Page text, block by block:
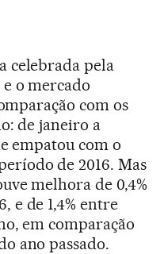
celebrada pela
o mercado
com os
de janeiro a
empatou com o
de 2016. Mas
melhora de 0,4%
e de 1,4% entre
em comparação
ano passado.